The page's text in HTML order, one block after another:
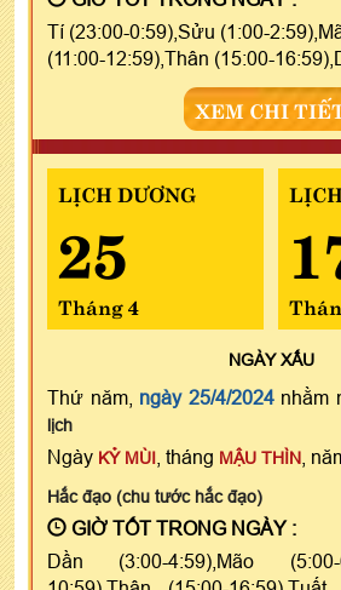
Tí (23:00-0:59),Sửu (1:00-
(11:00-12:59),Thân (15:00-
XEM CHI
LỊCH DƯƠNG
25
Tháng 4
NGÀYXẤU
Thứ năm, ngày 25/4/2024nhằm
lịch
Ngày KỶ MÙI , tháng MẬU THÌN ,
Hắc đạo (chu tước hắc đạo)
GIỜ TỐT TRONG NGÀY :
Dần (3:00-4:59),Mão